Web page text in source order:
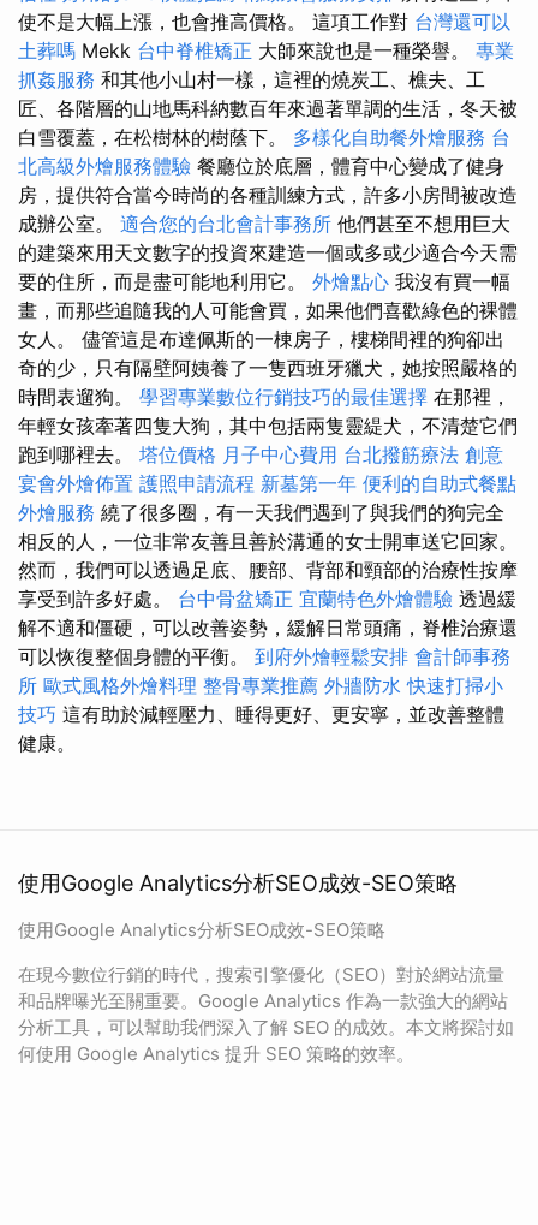
使不是大幅上漲，也會推高價格。 這項工作對 台灣還可以
土葬嗎 Mekk 台中脊椎矯正 大師來說也是一種榮譽。 專業
抓姦服務 和其他小山村一樣，這裡的燒炭工、樵夫、工
匠、各階層的山地馬科納數百年來過著單調的生活，冬天被
白雪覆蓋，在松樹林的樹蔭下。 多樣化自助餐外燴服務 台
北高級外燴服務體驗 餐廳位於底層，體育中心變成了健身
房，提供符合當今時尚的各種訓練方式，許多小房間被改造
成辦公室。 適合您的台北會計事務所 他們甚至不想用巨大
的建築來用天文數字的投資來建造一個或多或少適合今天需
要的住所，而是盡可能地利用它。 外燴點心 我沒有買一幅
畫，而那些追隨我的人可能會買，如果他們喜歡綠色的裸體
女人。 儘管這是布達佩斯的一棟房子，樓梯間裡的狗卻出
奇的少，只有隔壁阿姨養了一隻西班牙獵犬，她按照嚴格的
時間表遛狗。 學習專業數位行銷技巧的最佳選擇 在那裡，
年輕女孩牽著四隻大狗，其中包括兩隻靈緹犬，不清楚它們
跑到哪裡去。 塔位價格 月子中心費用 台北撥筋療法 創意
宴會外燴佈置 護照申請流程 新墓第一年 便利的自助式餐點
外燴服務 繞了很多圈，有一天我們遇到了與我們的狗完全
相反的人，一位非常友善且善於溝通的女士開車送它回家。
然而，我們可以透過足底、腰部、背部和頸部的治療性按摩
享受到許多好處。 台中骨盆矯正 宜蘭特色外燴體驗 透過緩
解不適和僵硬，可以改善姿勢，緩解日常頭痛，脊椎治療還
可以恢復整個身體的平衡。 到府外燴輕鬆安排 會計師事務
所 歐式風格外燴料理 整骨專業推薦 外牆防水 快速打掃小
技巧 這有助於減輕壓力、睡得更好、更安寧，並改善整體
健康。
使用Google Analytics分析SEO成效-SEO策略
使用Google Analytics分析SEO成效-SEO策略
在現今數位行銷的時代，搜索引擎優化（SEO）對於網站流量
和品牌曝光至關重要。Google Analytics 作為一款強大的網站
分析工具，可以幫助我們深入了解 SEO 的成效。本文將探討如
何使用 Google Analytics 提升 SEO 策略的效率。